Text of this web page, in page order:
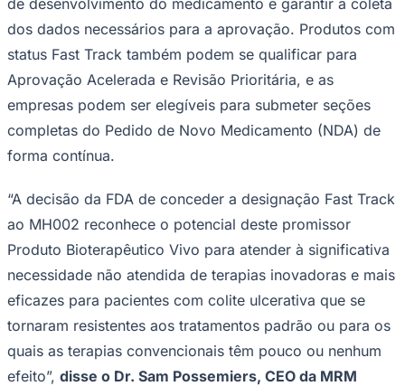
Panorama Econômico
Para Sua Empresa
Anuncie no Portal
Verificar EmpresaNovo
Publicidade Legal
NBA
NFL
Fórmula 1
Tênis (ATP)
MLB
Atletismo
Vôlei
NBB
Competições de Futebol
dos dados necessários para a aprovação. Produtos com
status Fast Track também podem se qualificar para
Aprovação Acelerada e Revisão Prioritária, e as
empresas podem ser elegíveis para submeter seções
completas do Pedido de Novo Medicamento (NDA) de
forma contínua.
“A decisão da FDA de conceder a designação Fast Track
ao MH002 reconhece o potencial deste promissor
Produto Bioterapêutico Vivo para atender à significativa
necessidade não atendida de terapias inovadoras e mais
eficazes para pacientes com colite ulcerativa que se
tornaram resistentes aos tratamentos padrão ou para os
quais as terapias convencionais têm pouco ou nenhum
efeito”, disse o Dr. Sam Possemiers, CEO da MRM